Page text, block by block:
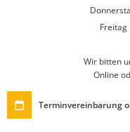
Freitag
Wir bitten
Online
Terminvereinbarung